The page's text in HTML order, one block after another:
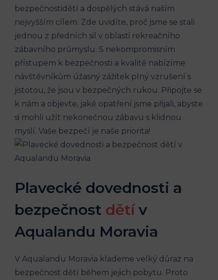
bezpečnostidětí a dospělých stává naším
nejvyšším cílem. Zde uvidíte, proč jsme se stali
jednou z předních sil v oblasti rekreačního
zábavního průmyslu. S nekompromisním
přístupem k bezpečnosti a kvalitě nabízíme
návštěvníkům úžasný zážitek plný vzrušení s
jistotou, že jsou v bezpečných rukou. Připojte se
k nám a objevte, jaké opatření jsme přijali, abyste
si mohli užít nekonečnou zábavu s klidnou
myslí. Vaše bezpečí je naše priorita!
Plavecké dovednosti a
bezpečnost dětív
Aqualandu Moravia
V Aqualandu Moravia klademe velký důraz na
bezpečnost dětí během jejich pobytu. Proto